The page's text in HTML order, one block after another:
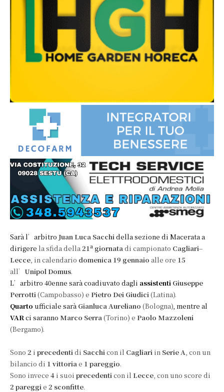
Sarà l’arbitro Juan Luca Sacchidella sezione di Macerata a
dirigere la sfida della21a giornatadi campionato Cagliari–
Lecce, in calendario domenica 19 gennaio alle ore 15
all’ Unipol Domus.
L’arbitro 40enne sarà coadiuvato dagli assistenti Giuseppe
Perrotti (Campobasso) e Pietro Dei Giudici (Latina).
Quarto ufficiale saràGianluca Aureliano (Bologna), mentre al
VARci saranno Marco Serra (Torino) e Paolo Mazzoleni
(Bergamo).
Sono 2 i precedentidi Sacchicon il Cagliari in Serie A, con un
bilancio di 1 vittoriae 1 pareggio.
Sono invece 4 i suoi precedenticon il Lecce, con uno score di
2 pareggie 2 sconfitte.